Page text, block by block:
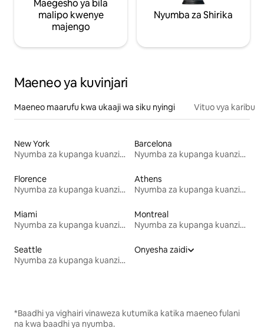
Maegesho ya bila
malipo kwenye
majengo
Nyumba za Shirika
Maeneo ya kuvinjari
Maeneo maarufu kwa ukaaji wa siku nyingi Vituo vya karibu
New York
Nyumba za kupanga kuanzia mwezi mmoja
Barcelona
Nyumba za kupanga kuanzia mwezi mmoja
Florence
Nyumba za kupanga kuanzia mwezi mmoja
Athens
Nyumba za kupanga kuanzia mwezi mmoja
Miami
Nyumba za kupanga kuanzia mwezi mmoja
Montreal
Nyumba za kupanga kuanzia mwezi mmoja
Seattle
Nyumba za kupanga kuanzia mwezi mmoja
Onyesha zaidi
*Baadhi ya vighairi vinaweza kutumika katika maeneo fulani
na kwa baadhi ya nyumba.